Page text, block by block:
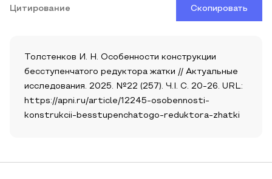
Цитирование Скопировать
Толстенков И. Н. Особенности конструкции
бесступенчатого редуктора жатки // Актуальные
исследования. 2025. №22 (257). Ч.I. С. 20-26. URL:
https://apni.ru/article/12245-osobennosti-
konstrukcii-besstupenchatogo-reduktora-zhatki